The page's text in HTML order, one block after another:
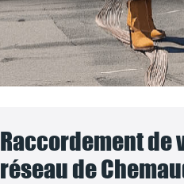
Raccordement de
réseau de